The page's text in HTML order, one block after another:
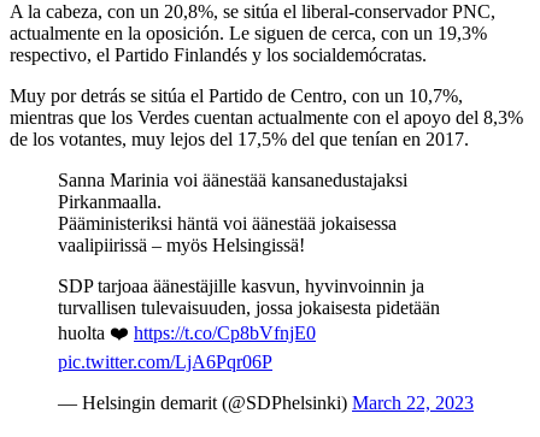
A la cabeza, con un 20,8%, se sitúa el liberal-conservador PNC,
actualmente en la oposición. Le siguen de cerca, con un 19,3%
respectivo, el Partido Finlandés y los socialdemócratas.
Muy por detrás se sitúa el Partido de Centro, con un 10,7%,
mientras que los Verdes cuentan actualmente con el apoyo del 8,3%
de los votantes, muy lejos del 17,5% del que tenían en 2017.
Sanna Marinia voi äänestää kansanedustajaksi
Pirkanmaalla.
Pääministeriksi häntä voi äänestää jokaisessa
vaalipiirissä – myös Helsingissä!
SDP tarjoaa äänestäjille kasvun, hyvinvoinnin ja
turvallisen tulevaisuuden, jossa jokaisesta pidetään
huolta ❤️ https://t.co/Cp8bVfnjE0
pic.twitter.com/LjA6Pqr06P
— Helsingin demarit (@SDPhelsinki) March 22, 2023